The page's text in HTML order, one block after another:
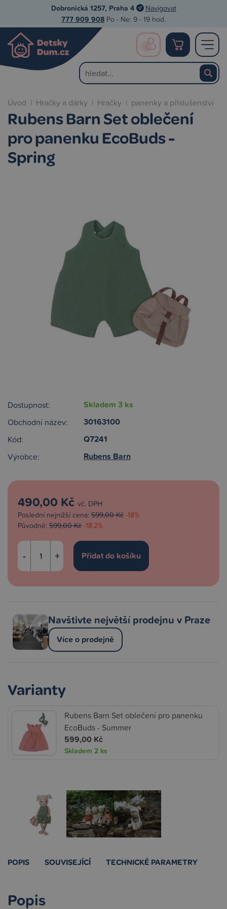
Dobronická 1257, Praha 4 Navigovat
777 909 908 Po - Ne: 9 - 19 hod.
Úvod | Hračky a dárky | Hračky | panenky a příslušenství
Rubens Barn Set oblečení
pro panenku EcoBuds -
Spring
Dostupnost: Skladem 3 ks
Obchodní název: 30163100
Kód: Q7241
Výrobce: Rubens Barn
490,00 Kč vč. DPH
Poslední nejnižší cena: 599,00 Kč -18%
Původně: 599,00 Kč -18.2%
- +
Navštivte největší prodejnu v Praze
Více o prodejně
Varianty
Rubens Barn Set oblečení pro panenku
EcoBuds - Summer
599,00 Kč
Skladem 2 ks
POPIS SOUVISEJÍCÍ TECHNICKÉ PARAMETRY
Popis